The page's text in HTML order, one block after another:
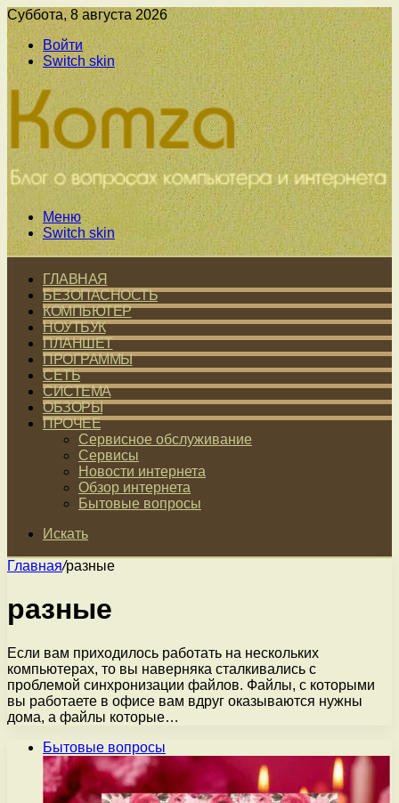
Суббота, 8 августа 2026
Войти
Switch skin
Меню
Switch skin
ГЛАВНАЯ
БЕЗОПАСНОСТЬ
КОМПЬЮТЕР
НОУТБУК
ПЛАНШЕТ
ПРОГРАММЫ
СЕТЬ
СИСТЕМА
ОБЗОРЫ
ПРОЧЕЕ
Сервисное обслуживание
Сервисы
Новости интернета
Обзор интернета
Бытовые вопросы
Искать
Главная/разные
разные
Если вам приходилось работать на нескольких
компьютерах, то вы наверняка сталкивались с
проблемой синхронизации файлов. Файлы, с которыми
вы работаете в офисе вам вдруг оказываются нужны
дома, а файлы которые…
Бытовые вопросы